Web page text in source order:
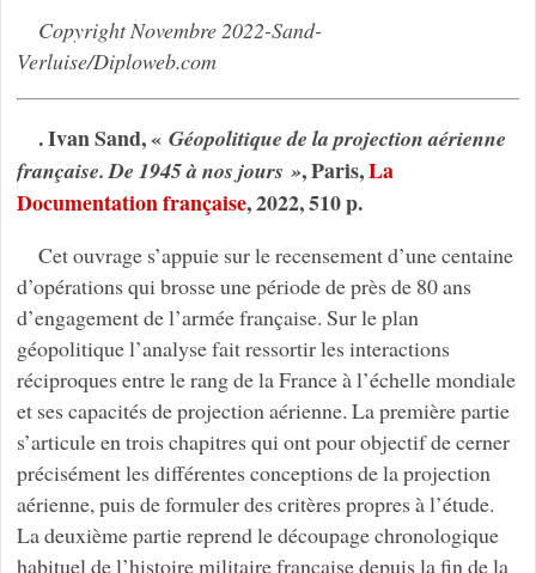
Copyright Novembre 2022-Sand-
Verluise/Diploweb.com
. Ivan Sand, « Géopolitique de la projection aérienne
française. De 1945 à nos jours », Paris,La
Documentation française, 2022, 510 p.
Cet ouvrage s’appuie sur le recensement d’une centaine
d’opérations qui brosse une période de près de 80 ans
d’engagement de l’armée française. Sur le plan
géopolitique l’analyse fait ressortir les interactions
réciproques entre le rang de la France à l’échelle mondiale
et ses capacités de projection aérienne. La première partie
s’articule en trois chapitres qui ont pour objectif de cerner
précisément les différentes conceptions de la projection
aérienne, puis de formuler des critères propres à l’étude.
La deuxième partie reprend le découpage chronologique
habituel de l’histoire militaire française depuis la fin de la